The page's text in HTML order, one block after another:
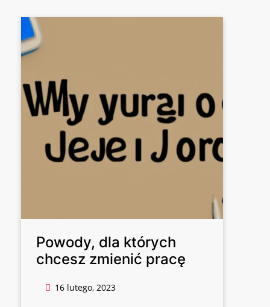
Powody, dla których
chcesz zmienić pracę
16 lutego, 2023